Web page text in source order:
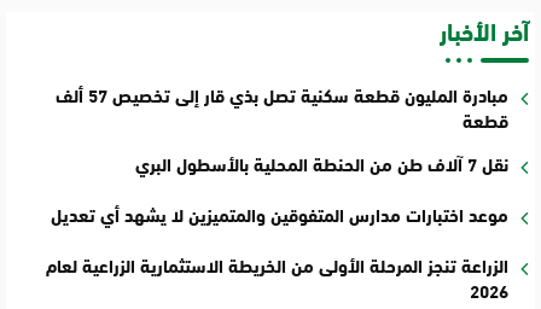
آخر الأخبار
مبادرة المليون قطعة سكنية تصل بذي قار إلى تخصيص 57 ألف
قطعة
نقل 7 آلاف طن من الحنطة المحلية بالأسطول البري
موعد اختبارات مدارس المتفوقين والمتميزين لا يشهد أي تعديل
الزراعة تنجز المرحلة الأولى من الخريطة الاستثمارية الزراعية لعام
2026